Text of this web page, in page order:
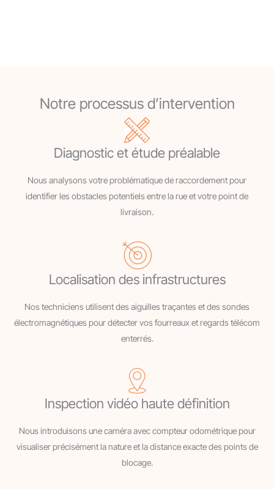
Notre processus d’intervention
Diagnostic et étude préalable
Nous analysons votre problématique de raccordement pour
identifier les obstacles potentiels entre la rue et votre point de
livraison.
Localisation des infrastructures
Nos techniciens utilisent des aiguilles traçantes et des sondes
électromagnétiques pour détecter vos fourreaux et regards télécom
enterrés.
Inspection vidéo haute définition
Nous introduisons une caméra avec compteur odométrique pour
visualiser précisément la nature et la distance exacte des points de
blocage.